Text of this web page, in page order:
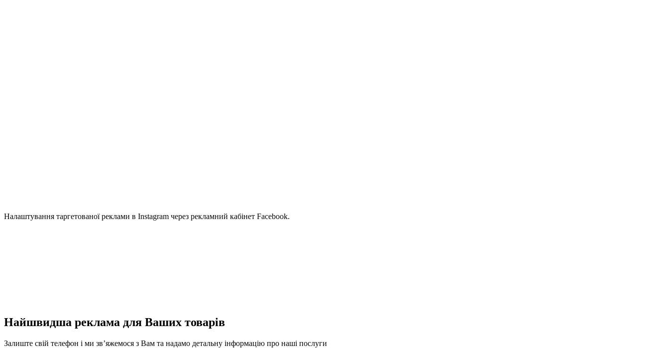
Налаштування таргетованої реклами в Instagram через рекламний кабінет Facebook.
Найшвидша реклама для Ваших товарів
Залиште свій телефон і ми зв’яжемося з Вам та надамо детальну інформацію про наші послуги